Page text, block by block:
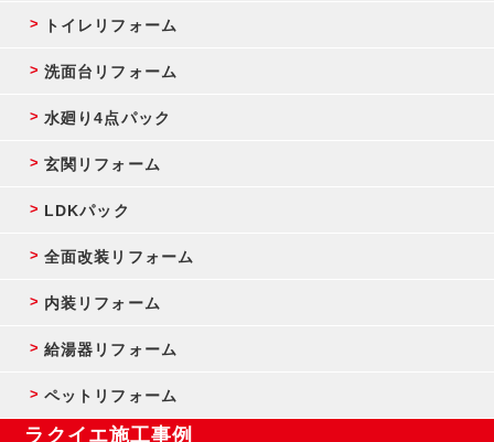
トイレリフォーム
洗面台リフォーム
水廻り4点パック
玄関リフォーム
LDKパック
全面改装リフォーム
内装リフォーム
給湯器リフォーム
ペットリフォーム
ラクイエ施工事例